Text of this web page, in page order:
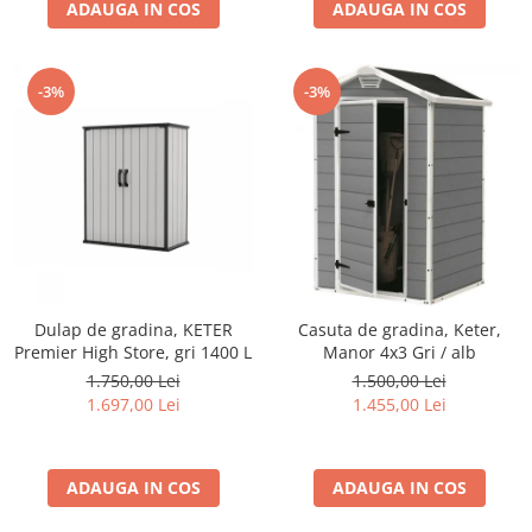
Suflante cu aer cald
Masini de frezat
Modelare si bricolaj
Capsatoare electrice
Utilaje pentru constructii
Placi compactoare
Maiuri compactoare
Finisoare beton
Vibratoare beton
ADAUGA IN COS ADAUGA IN COS
-3%
Dulap de gradina, KETER
Premier High Store, gri 1400 L
1.750,00 Lei
1.697,00 Lei
ADAUGA IN COS
-3%
Casuta de gradina, Keter,
Manor 4x3 Gri / alb
1.500,00 Lei
1.455,00 Lei
ADAUGA IN COS